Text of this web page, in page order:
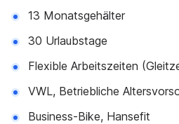
13 Monatsgehälter
30 Urlaubstage
Flexible Arbeitszeiten
VWL, Betriebliche
Business-Bike, Hansefit